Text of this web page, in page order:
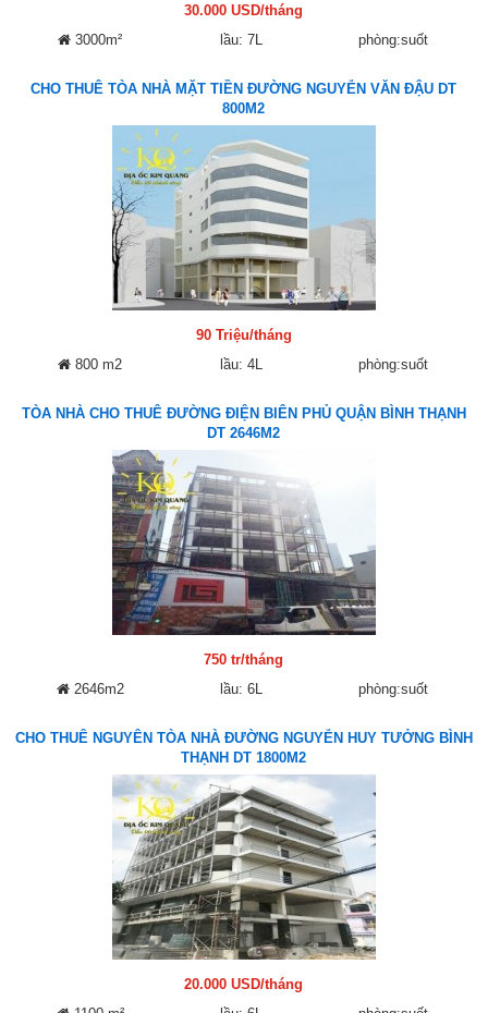
30.000 USD/tháng
3000m²
lầu: 7L phòng:suốt
CHO THUÊ TÒA NHÀ MẶT TIỀN ĐƯỜNG NGUYỄN VĂN ĐẬU DT
800M2
90 Triệu/tháng
800 m2
lầu: 4L phòng:suốt
TÒA NHÀ CHO THUÊ ĐƯỜNG ĐIỆN BIÊN PHỦ QUẬN BÌNH THẠNH
DT 2646M2
750 tr/tháng
2646m2
lầu: 6L phòng:suốt
CHO THUÊ NGUYÊN TÒA NHÀ ĐƯỜNG NGUYỄN HUY TƯỞNG BÌNH
THẠNH DT 1800M2
20.000 USD/tháng